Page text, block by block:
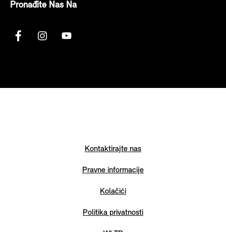
Pronađite Nas Na
Kontaktirajte nas
Pravne informacije
Kolačići
Politika privatnosti